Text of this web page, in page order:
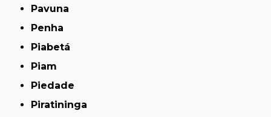
Pavuna
Penha
Piabetá
Piam
Piedade
Piratininga